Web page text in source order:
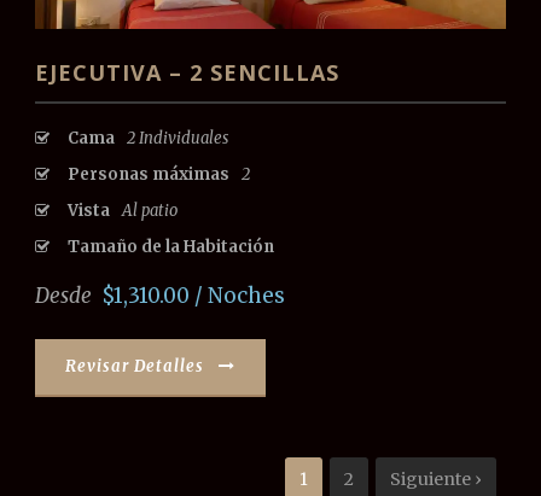
EJECUTIVA – 2 SENCILLAS
Cama 2 Individuales
Personas máximas
2
Vista Al patio
Tamaño de la Habitación
Desde $1,310.00 / Noches
Revisar Detalles
1 2 Siguiente ›